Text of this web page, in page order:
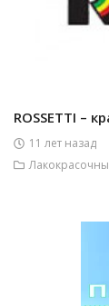
ROSSETTI –
11 лет назад